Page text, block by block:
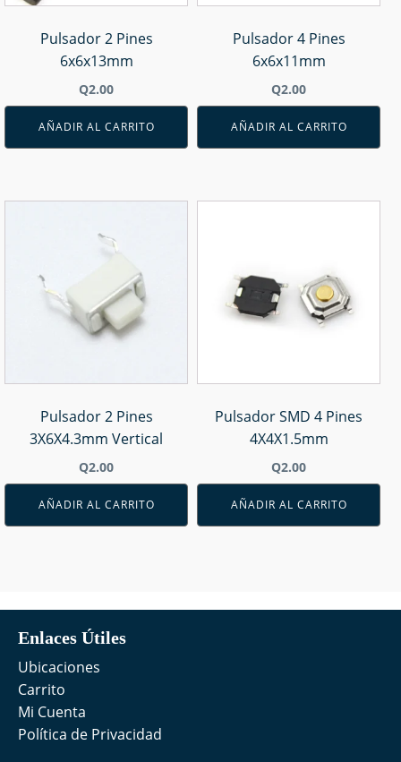
Pulsador 2 Pines
6x6x13mm
Q2.00
AÑADIR AL CARRITO
Pulsador 4 Pines
6x6x11mm
Q2.00
AÑADIR AL CARRITO
Pulsador 2 Pines
3X6X4.3mm Vertical
Q2.00
AÑADIR AL CARRITO
Pulsador SMD 4 Pines
4X4X1.5mm
Q2.00
AÑADIR AL CARRITO
Enlaces Útiles
Ubicaciones
Carrito
Mi Cuenta
Política de Privacidad